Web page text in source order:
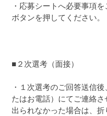
・応募シートへ必要事項
ボタンを押してください。
■２次選考（面接）
・１次選考のご回答送信
たはお電話）にてご連絡
出られなかった場合は、